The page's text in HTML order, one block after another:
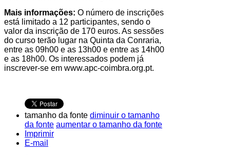
Mais informações: O número de inscrições
está limitado a 12 participantes, sendo o
valor da inscrição de 170 euros. As sessões
do curso terão lugar na Quinta da Conraria,
entre as 09h00 e as 13h00 e entre as 14h00
e as 18h00. Os interessados podem já
inscrever-se em www.apc-coimbra.org.pt.
tamanho da fonte diminuir o tamanho
da fonte aumentar o tamanho da fonte
Imprimir
E-mail